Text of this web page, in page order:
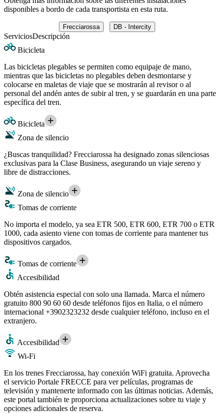
disponibles a bordo de cada transportista en esta ruta.
Frecciarossa DB - Intercity
ServiciosDescripción
Bicicleta
Las bicicletas plegables se permiten como equipaje de mano,
mientras que las bicicletas no plegables deben desmontarse y
colocarse en maletas de viaje que se mostrarán al revisor o al
personal del andén antes de subir al tren, y se guardarán en una parte
específica del tren.
Bicicleta
Zona de silencio
¿Buscas tranquilidad? Frecciarossa ha designado zonas silenciosas
exclusivas para la Clase Business, asegurando un viaje sereno y
libre de distracciones.
Zona de silencio
Tomas de corriente
No importa el modelo, ya sea ETR 500, ETR 600, ETR 700 o ETR
1000, cada asiento viene con tomas de corriente para mantener tus
dispositivos cargados.
Tomas de corriente
Accesibilidad
Obtén asistencia especial con solo una llamada. Marca el número
gratuito 800 90 60 60 desde teléfonos fijos en Italia, o el número
internacional +3902323232 desde cualquier teléfono, incluso en el
extranjero.
Accesibilidad
Wi-Fi
En los trenes Frecciarossa, hay conexión WiFi gratuita. Aprovecha
el servicio Portale FRECCE para ver películas, programas de
televisión y mantenerte informado con las últimas noticias. Además,
este portal también te proporciona actualizaciones sobre tu viaje y
opciones adicionales de reserva.